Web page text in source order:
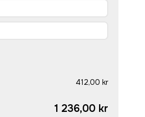
412,00 kr
1 236,00 kr